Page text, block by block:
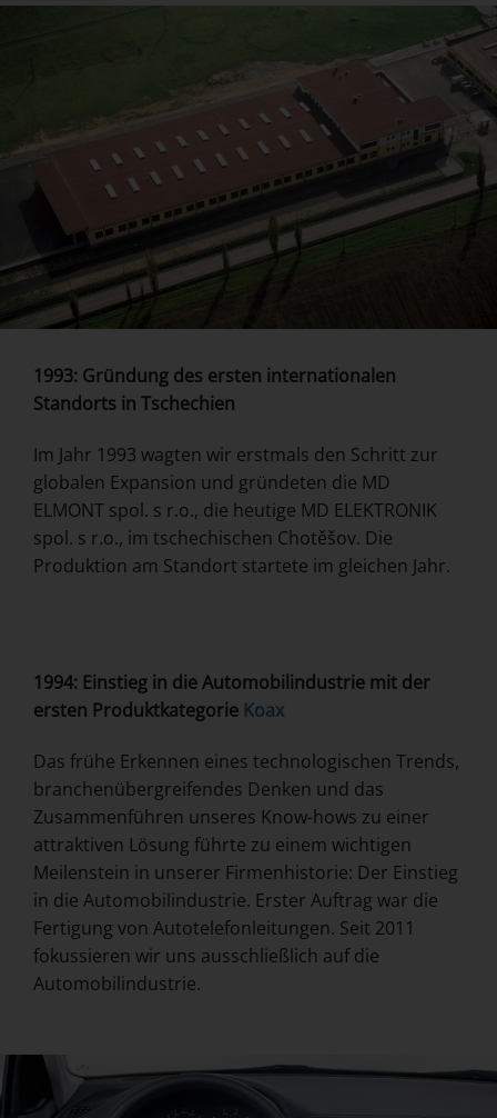
1993: Gründung des ersten internationalen
Standorts in Tschechien
Im Jahr 1993 wagten wir erstmals den Schritt zur
globalen Expansion und gründeten die MD
ELMONT spol. s r.o., die heutige MD ELEKTRONIK
spol. s r.o., im tschechischen Chotěšov. Die
Produktion am Standort startete im gleichen Jahr.
1994: Einstieg in die Automobilindustrie mit der
ersten Produktkategorie Koax
Das frühe Erkennen eines technologischen Trends,
branchenübergreifendes Denken und das
Zusammenführen unseres Know-hows zu einer
attraktiven Lösung führte zu einem wichtigen
Meilenstein in unserer Firmenhistorie: Der Einstieg
in die Automobilindustrie. Erster Auftrag war die
Fertigung von Autotelefonleitungen. Seit 2011
fokussieren wir uns ausschließlich auf die
Automobilindustrie.